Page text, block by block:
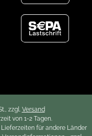
zzgl. Versand
von 1-2 Tagen.
für andere Länder